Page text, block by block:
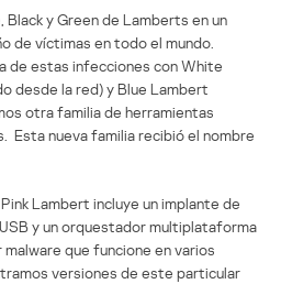
y Green de Lamberts en un
de víctimas en todo el mundo.
de estas infecciones con White
desde la red) y Blue Lambert
otra familia de herramientas
Esta nueva familia recibió el nombre
Lambert incluye un implante de
y un orquestador multiplataforma
que funcione en varios
versiones de este particular